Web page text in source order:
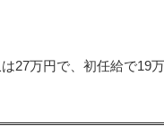
27万円で、初任給で19万